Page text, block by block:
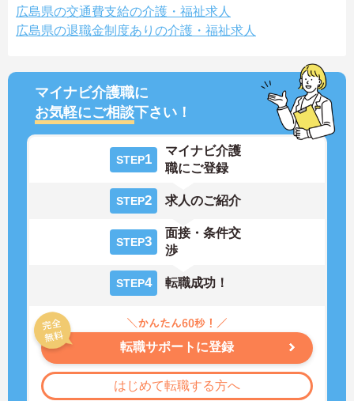
広島県の交通費支給の介護・福祉求人
広島県の退職金制度ありの介護・福祉求人
マイナビ介護職に
お気軽にご相談下さい！
STEP1
マイナビ介護
職にご登録
STEP2 求人のご紹介
STEP3
面接・条件交
渉
STEP4 転職成功！
転職サポートに登録
はじめて転職する方へ